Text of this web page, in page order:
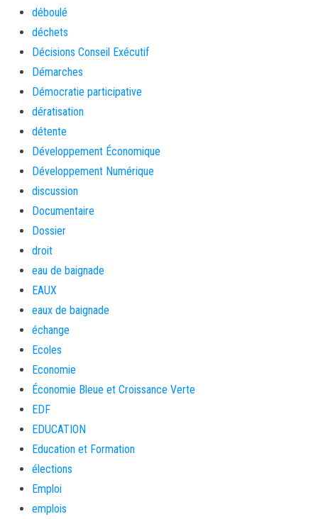
déboulé
déchets
Décisions Conseil Exécutif
Démarches
Démocratie participative
dératisation
détente
Développement Économique
Développement Numérique
discussion
Documentaire
Dossier
droit
eau de baignade
EAUX
eaux de baignade
échange
Ecoles
Economie
Économie Bleue et Croissance Verte
EDF
EDUCATION
Education et Formation
élections
Emploi
emplois